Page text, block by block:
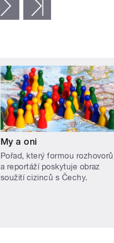
následující ›
My a oni
Pořad, který formou rozhovorů
a reportáží poskytuje obraz
soužití cizinců s Čechy.